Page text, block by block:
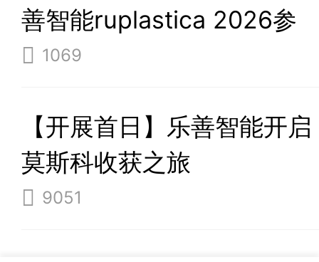
善智能ruplastica 2026参
展之旅满载而归
1069
【开展首日】乐善智能开启
莫斯科收获之旅
9051